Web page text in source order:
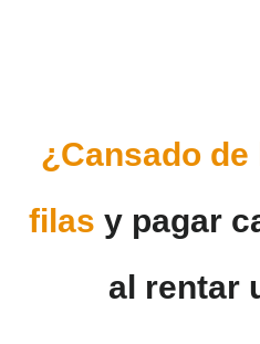
¿Cansado
filas y pagar
al rentar